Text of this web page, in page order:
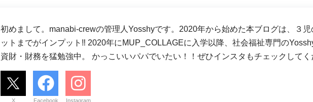
初めまして。manabi-crewの管理人Yosshyです。2020年から始めた本ブログは、３
ットまでがインプット‼ 2020年にMUP_COLLAGEに入学以降、社会福祉専門の
資財・財務を猛勉強中。 かっこいいパパでいたい！！ぜひインスタもチェックして
X Facebook Instagram